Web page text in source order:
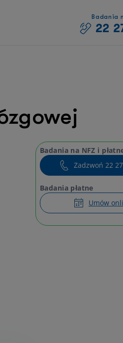
Badania
22
Badania na NFZ i
Zadzwoń 22
Badania płatne
Umów